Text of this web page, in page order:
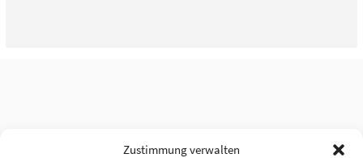
Zustimmung verwalten